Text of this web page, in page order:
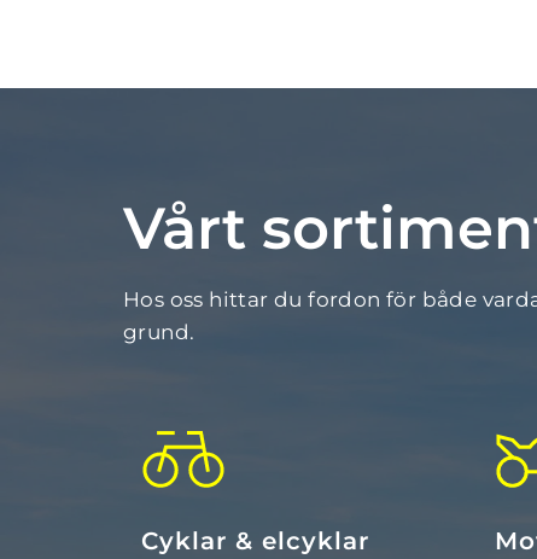
Vårt
Hos oss hittar du fordon för både
grund.
Cyklar & elcyklar